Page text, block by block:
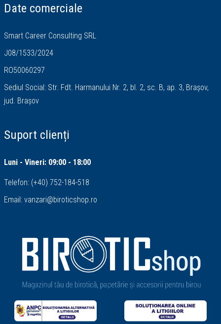
Date comerciale
Smart Career Consulting SRL
J08/1533/2024
RO50060297
Sediul Social: Str. Fdt. Harmanului Nr. 2, bl. 2, sc. B, ap. 3, Brașov,
jud. Brașov
Suport clienți
Luni - Vineri: 09:00 - 18:00
Telefon: (+40) 752-184-518
Email: vanzari@biroticshop.ro